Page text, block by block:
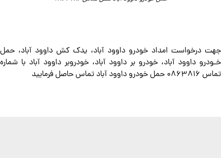
جهت درخواست امداد خودرو داوود آباد، یدک کش داوود آباد​، حمل
خـودرو داوود آباد، خودرو بر داوود آباد، خودروبر داوود آباد با شماره
تماس 0863816 حمل خودرو داوود آباد تماس حاصل فرمایید